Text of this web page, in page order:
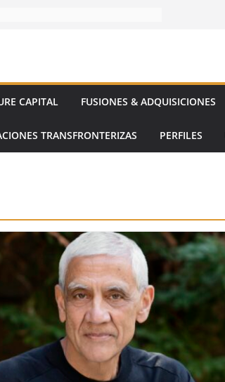
CAPITAL FUSIONES & ADQUISICIONES
TRANSFRONTERIZAS PERFILES